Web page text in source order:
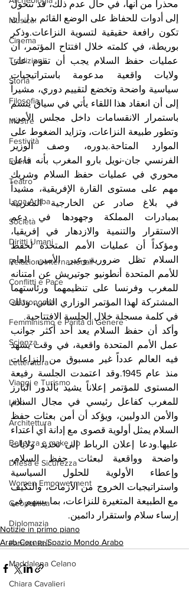
Musica
Cinema
Tradizioni
Storia
Filosofia
Mostre
Festività
Eventi
Teatro
Lega Araba
Società
Diritti Umani
Relazioni Internazionali
Conflitti e Pace
Gastronomia
Femminismo e Parità di Genere
Scienza
Letteratura
Viaggi e Turismo
Libri
Architettura
Bellezza e make up
Difesa e Sicurezza
Women Empowerment
Geopolitica
Diplomazia
Patrizia Boi
Maddalena Celano
Chiara Cavalieri
محذراً من أنها، في حال عدم ذلك، قد تتحول
إلى أدوات للحفاظ على الوضع القائم بدل أن
بوريطة، في كلمته خلال افتتاح المؤتمر، أن
عمليات حفظ السلام يجب أن تقوم على
إلى أن انعقاد هذا اللقاء يأتي في سياق يتسم
باستمرار الانقسامات داخل مجلس الأمن،
الموارد المتاحة.بدوره، وصف الوزير
الفرنسي جان-نويل بارو المغرب بأنه فاعل
في بلاغ صادر عن الخارجية المغربية
بمبادرات المملكة وجهودها في دعم
ومؤكداً أن عمليات الأمم المتحدة لحفظ
السلام تظل ضرورية.وعبر الأمين العام
للمغرب وفرنسا على تنظيمهما ورئاستهما
المشتركة لهذا المؤتمر الوزاري الثاني، وذلك
في كلمة مسجلة خلال الجلسة الافتتاحية.
عمل الأمم المتحدة واقعية، في وقت يشهد
فيه العالم عدداً غير مسبوق من النزاعات
المستوى للمؤتمر إعلاناً يشيد بالدور البارز
للمغرب كفاعل رئيسي في مجال السلام
عليها.ودعا إعلان الرباط إلى تحديد ولايات
واضحة وواقعية لبعثات حفظ السلام،
واستراتيجيات الخروج من الأزمات، والتكيف
مع الطبيعة المتغيرة للنزاعات، بما يسهم في
إرساء سلام واستقرار دائمين.
Notizie in primo piano
Arab Corner/Spazio Mondo Arabo